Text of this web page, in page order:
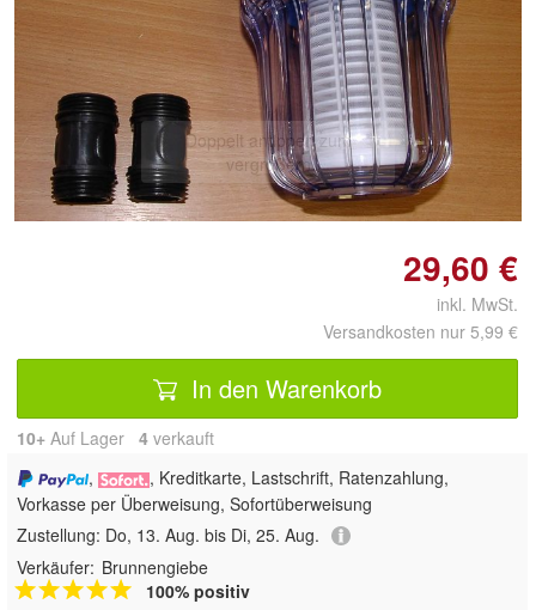
Doppelt antippen zum
vergrößern
29,60 €
inkl. MwSt.
Versandkosten nur 5,99 €
In den Warenkorb
10+ Auf Lager 4 verkauft
,
, Kreditkarte, Lastschrift, Ratenzahlung,
Vorkasse per Überweisung, Sofortüberweisung
Zustellung: Do, 13. Aug. bis Di, 25. Aug.
Verkäufer: Brunnengiebe
100% positiv